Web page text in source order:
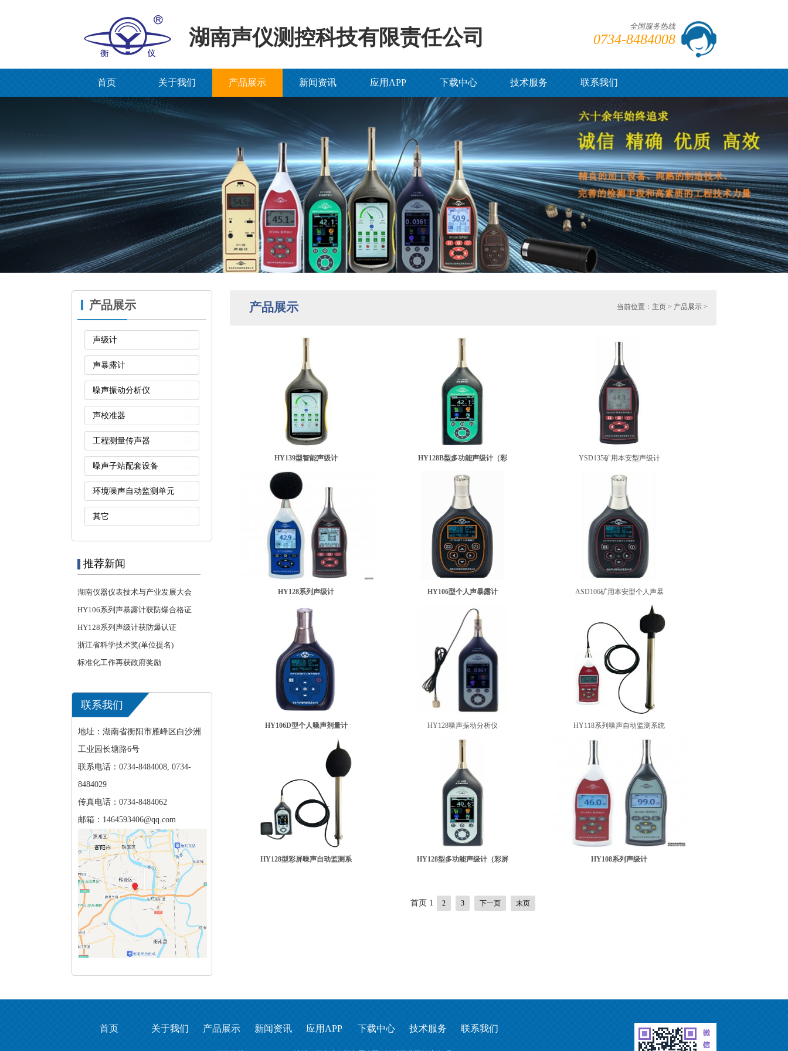
湖南声仪测控科技有限责任公司 全国服务热线
0734-8484008
首页 关于我们 产品展示 新闻资讯 应用APP 下载中心 技术服务 联系我们
产品展示
声级计
声暴露计
噪声振动分析仪
声校准器
工程测量传声器
噪声子站配套设备
环境噪声自动监测单元
其它
推荐新闻
湖南仪器仪表技术与产业发展大会
HY106系列声暴露计获防爆合格证
HY128系列声级计获防爆认证
浙江省科学技术奖(单位提名)
标准化工作再获政府奖励
联系我们
地址：湖南省衡阳市雁峰区白沙洲
工业园长塘路6号
联系电话：0734-8484008, 0734-
8484029
传真电话：0734-8484062
邮箱：1464593406@qq.com
当前位置： 主页 > 产品展示 >
产品展示
HY139型智能声级计 HY128B型多功能声级计（彩 YSD135矿用本安型声级计
HY128系列声级计 HY106型个人声暴露计 ASD106矿用本安型个人声暴
HY106D型个人噪声剂量计 HY128噪声振动分析仪 HY118系列噪声自动监测系统
HY128型彩屏噪声自动监测系 HY128型多功能声级计（彩屏 HY108系列声级计
首页 1 2 3 下一页 末页
首页 关于我们 产品展示 新闻资讯 应用APP 下载中心 技术服务 联系我们